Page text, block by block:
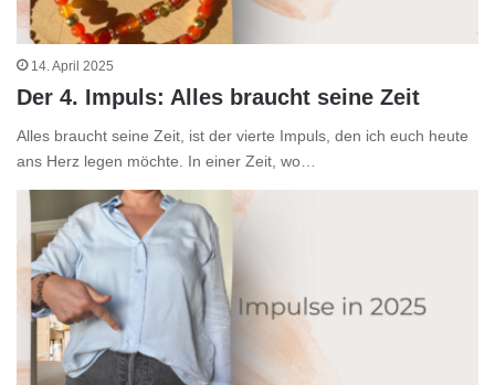
14. April 2025
Der 4. Impuls: Alles braucht seine Zeit
Alles braucht seine Zeit, ist der vierte Impuls, den ich euch heute
ans Herz legen möchte. In einer Zeit, wo…